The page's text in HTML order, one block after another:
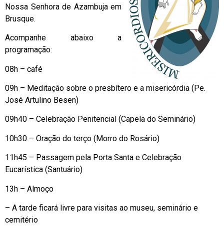
Nossa Senhora de Azambuja em
Brusque.
Acompanhe abaixo a
programação:
08h – café
09h – Meditação sobre o presbítero e a misericórdia (Pe.
José Artulino Besen)
09h40 – Celebração Penitencial (Capela do Seminário)
10h30 – Oração do terço (Morro do Rosário)
11h45 – Passagem pela Porta Santa e Celebração
Eucarística (Santuário)
13h – Almoço
– A tarde ficará livre para visitas ao museu, seminário e
cemitério